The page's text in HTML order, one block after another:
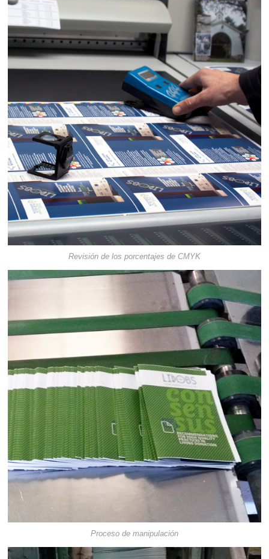
Revisión de los porcentajes de CMYK
Proceso de manipulación